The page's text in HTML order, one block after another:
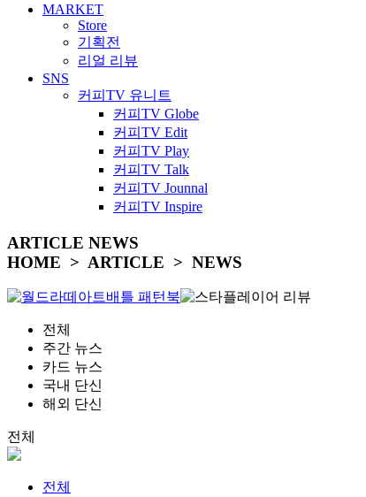
MARKET
Store
기획전
리얼 리뷰
SNS
커피TV 유니트
커피TV Globe
커피TV Edit
커피TV Play
커피TV Talk
커피TV Jounnal
커피TV Inspire
ARTICLE NEWS
HOME > ARTICLE > NEWS
전체
주간 뉴스
카드 뉴스
국내 단신
해외 단신
전체
전체